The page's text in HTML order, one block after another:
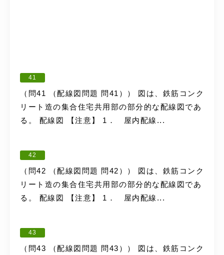
41
（問41 （配線図問題 問41）） 図は、鉄筋コンク
リート造の集合住宅共用部の部分的な配線図であ
る。 配線図 【注意】 1． 屋内配線...
42
（問42 （配線図問題 問42）） 図は、鉄筋コンク
リート造の集合住宅共用部の部分的な配線図であ
る。 配線図 【注意】 1． 屋内配線...
43
（問43 （配線図問題 問43）） 図は、鉄筋コンク